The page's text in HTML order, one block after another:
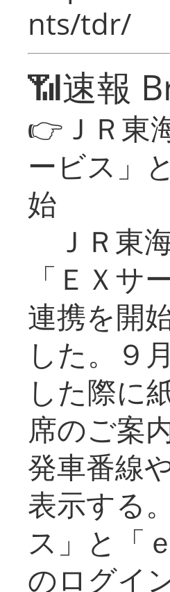
nts/tdr/
📶速報
👉ＪＲ東
ービス」
始
ＪＲ東
「ＥＸサ
連携を開
した。９
した際に
席のご案
発車番線
表示する
ス」と「
のログイ